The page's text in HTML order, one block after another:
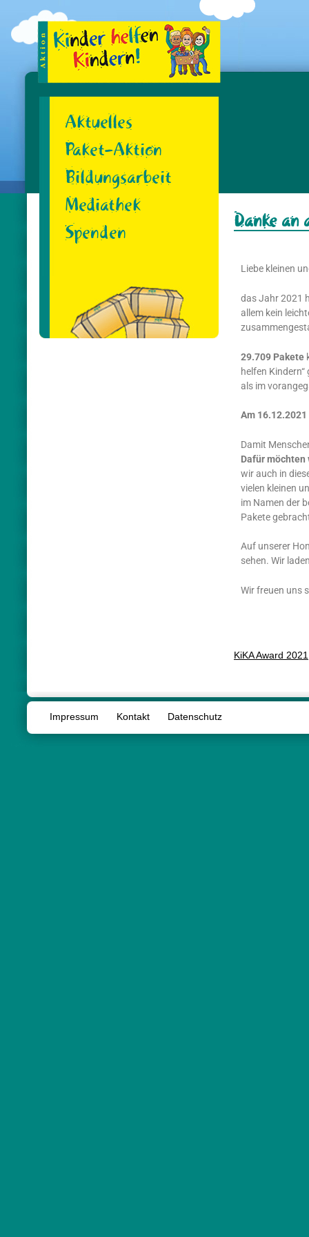
Aktuelles
Paket-Aktion
Bildungsarbeit
Mediathek
Spenden
Danke an
Liebe kleinen
das Jahr 2021
allem kein
29.709 Pakete
helfen
als im
Am
Damit
Dafür möchten
wir auch in
vielen kleinen
im Namen der
Pakete
Auf unserer
sehen. Wir
Wir freuen uns
KiKA Award 2021
Impressum Kontakt Datenschutz